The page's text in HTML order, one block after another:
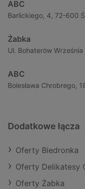
ABC
Barlickiego, 4, 72-600
Żabka
Ul. Bohaterów
ABC
Bolesława Chrobrego,
Dodatkowe łącza
Oferty Biedronka
Oferty Delikatesy
Oferty Żabka